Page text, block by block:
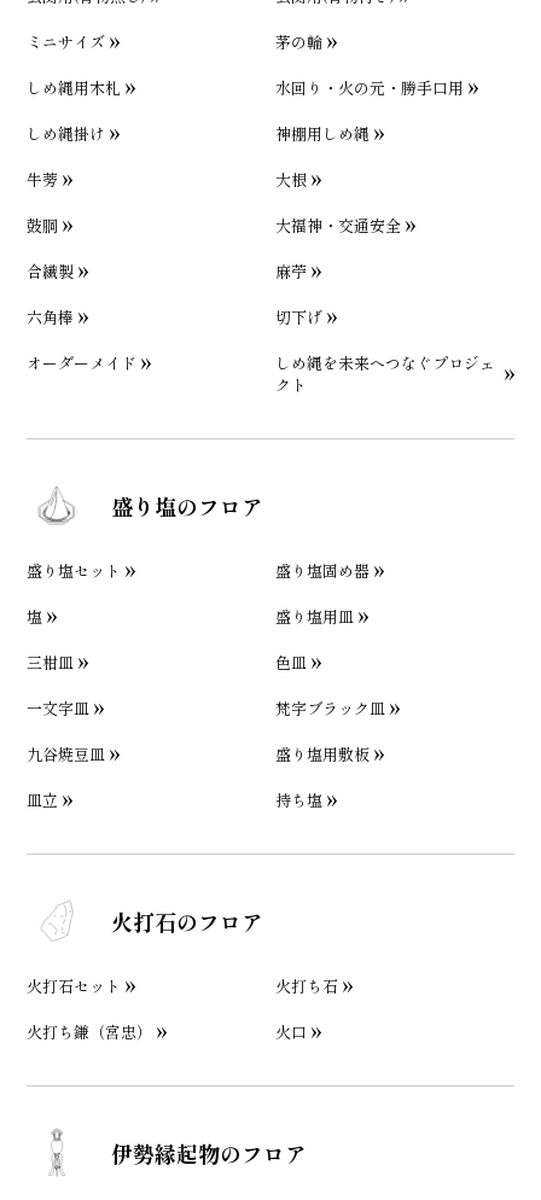
ミニサイズ
茅の輪
しめ縄用木札
水回り・火の元・勝手口用
しめ縄掛け
神棚用しめ縄
牛蒡
大根
鼓胴
大福神・交通安全
合繊製
麻苧
六角棒
切下げ
オーダーメイド
しめ縄を未来へつなぐプロジェ
クト
盛り塩のフロア
盛り塩セット
盛り塩固め器
塩
盛り塩用皿
三柑皿
色皿
一文字皿
梵字ブラック皿
九谷焼豆皿
盛り塩用敷板
皿立
持ち塩
火打石のフロア
火打石セット
火打ち石
火打ち鎌（宮忠）
火口
伊勢縁起物のフロア